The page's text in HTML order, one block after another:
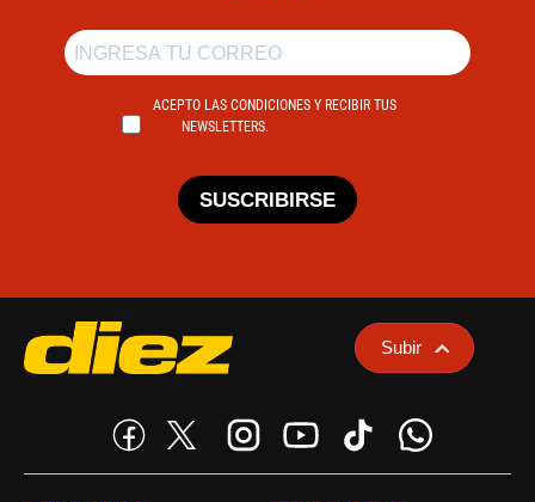
ACEPTO LAS CONDICIONES Y RECIBIR TUS
NEWSLETTERS.
SUSCRIBIRSE
Subir